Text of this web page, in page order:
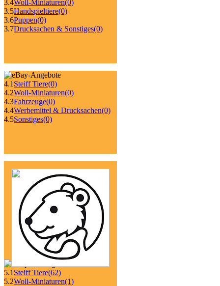
3.4Woll-Miniaturen(0)
3.5Handspieltiere(0)
3.6Puppen(0)
3.7Drucksachen & Sonstiges(0)
4.1 Steiff Tiere(0)
4.2Woll-Miniaturen(0)
4.3Fahrzeuge(0)
4.4Werbemittel & Drucksachen(0)
4.5Sonstiges(0)
5.1 Steiff Tiere(62)
5.2Woll-Miniaturen(1)